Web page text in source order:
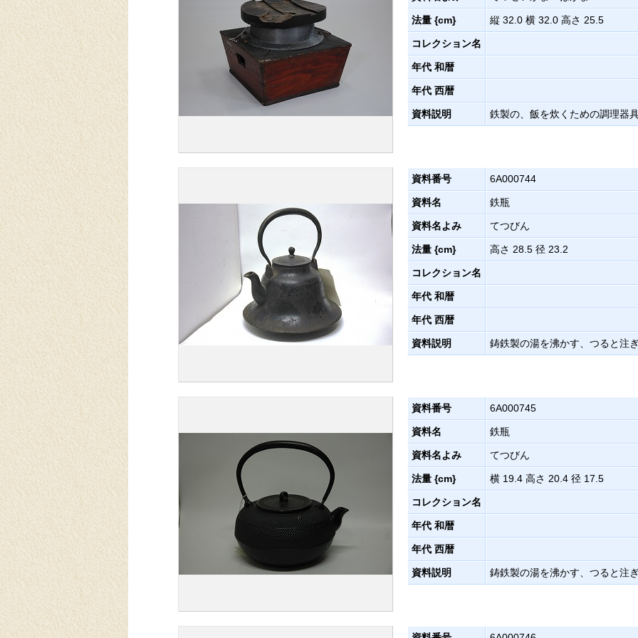
法量 {cm} 縦 32.0 横 32.0 高さ 25.5
コレクション名
年代 和暦
年代 西暦
資料説明 鉄製の、飯を炊くための調理器
資料番号 6A000744
資料名 鉄瓶
資料名よみ てつびん
法量 {cm} 高さ 28.5 径 23.2
コレクション名
年代 和暦
年代 西暦
資料説明 鋳鉄製の湯を沸かす、つると注
資料番号 6A000745
資料名 鉄瓶
資料名よみ てつびん
法量 {cm} 横 19.4 高さ 20.4 径 17.5
コレクション名
年代 和暦
年代 西暦
資料説明 鋳鉄製の湯を沸かす、つると注